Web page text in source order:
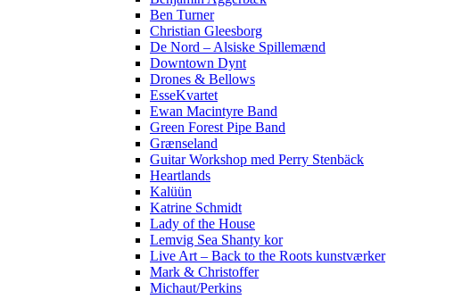
Ben Turner
Christian Gleesborg
De Nord – Alsiske Spillemænd
Downtown Dynt
Drones & Bellows
EsseKvartet
Ewan Macintyre Band
Green Forest Pipe Band
Grænseland
Guitar Workshop med Perry Stenbäck
Heartlands
Kalüün
Katrine Schmidt
Lady of the House
Lemvig Sea Shanty kor
Live Art – Back to the Roots kunstværker
Mark & Christoffer
Michaut/Perkins